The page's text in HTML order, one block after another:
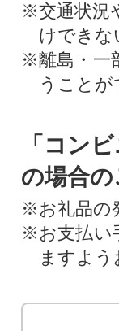
※交通状況
けできな
※離島・一
うことが
「コン
の場合
※お礼品の
※お支払い
ますよう